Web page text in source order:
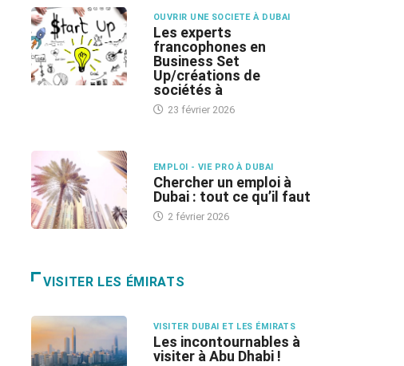
OUVRIR UNE SOCIETE À DUBAI
Les experts
francophones en
Business Set
Up/créations de
sociétés à
23 février 2026
EMPLOI - VIE PRO À DUBAI
Chercher un emploi à
Dubai : tout ce qu’il faut
2 février 2026
VISITER LES ÉMIRATS
VISITER DUBAI ET LES ÉMIRATS
Les incontournables à
visiter à Abu Dhabi !